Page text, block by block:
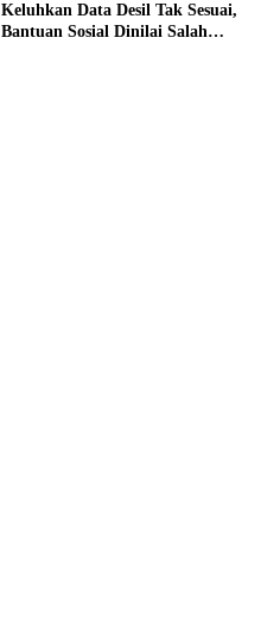
Keluhkan Data Desil Tak Sesuai,
Bantuan Sosial Dinilai Salah